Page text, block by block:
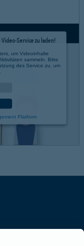
Service zu laden!
um Videoinhalte
sammeln. Bitte
des Service zu, um
Platform